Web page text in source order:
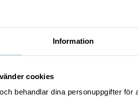
Information
cookies
behandlar dina personuppgifter för
Stl:48-58
399 kr